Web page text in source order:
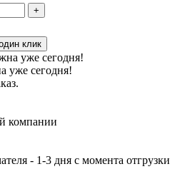
+
клик
уже сегодня!
компании
- 1-3 дня с момента отгрузки